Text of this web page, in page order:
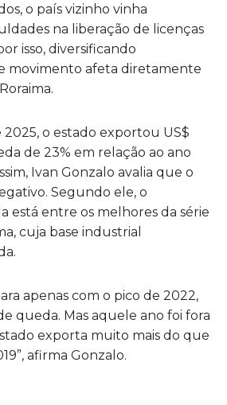
o país vizinho vinha
na liberação de licenças
isso, diversificando
movimento afeta diretamente
o estado exportou US$
de 23% em relação ao ano
Ivan Gonzalo avalia que o
Segundo ele, o
está entre os melhores da série
cuja base industrial
apenas com o pico de 2022,
queda. Mas aquele ano foi fora
exporta muito mais do que
afirma Gonzalo.